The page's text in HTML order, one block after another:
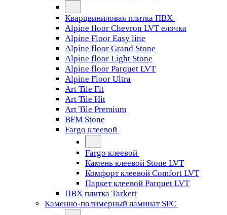
Кварцвиниловая плитка ПВХ
Alpine floor Chevron LVT елочка
Alpine Floor Easy line
Alpine floor Grand Stone
Alpine floor Light Stone
Alpine floor Parquet LVT
Alpine Floor Ultra
Art Tile Fit
Art Tile Hit
Art Tile Premium
BFM Stone
Fargo клеевой
Fargo клеевой
Камень клеевой Stone LVT
Комфорт клеевой Comfort LVT
Паркет клеевой Parquet LVT
ПВХ плитка Tarkett
Каменно-полимерный ламинат SPC